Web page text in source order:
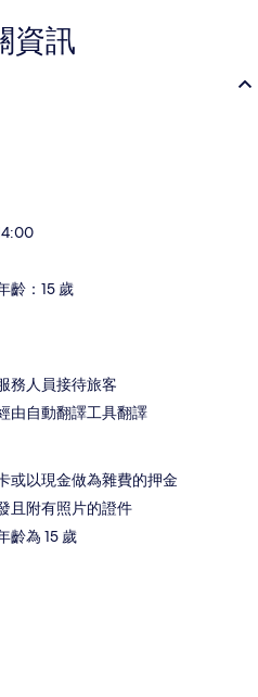
資訊
齡：15 歲
務人員接待旅客
由自動翻譯工具翻譯
或以現金做為雜費的押金
且附有照片的證件
齡為 15 歲